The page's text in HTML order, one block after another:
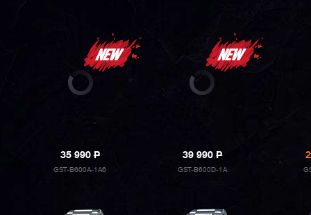
35 990P
GST-B600A-1A6
39 990P
GST-B600D-1A